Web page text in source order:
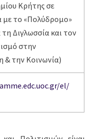
Κρήτης σε
με το «Πολύδρομο»
Διγλωσσία και τον
στην
& την Κοινωνία)
el/